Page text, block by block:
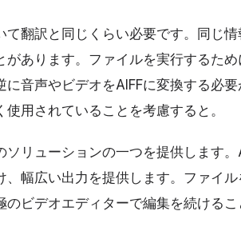
翻訳と同じくらい必要です。同じ
あります。ファイルを実行するた
音声やビデオをAIFFに変換する必
用されていることを考慮すると。
リューションの一つを提供します
幅広い出力を提供します。ファイ
ビデオエディターで編集を続けるこ